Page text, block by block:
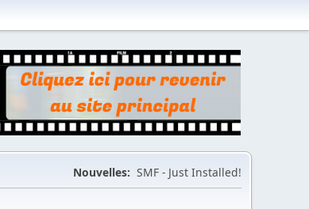
Nouvelles: SMF - Just Installed!